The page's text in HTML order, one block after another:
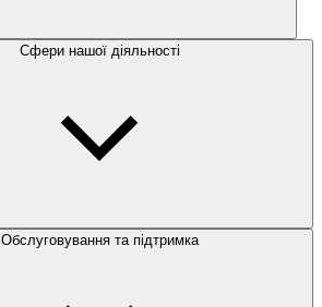
Сфери нашої діяльності
Обслуговування та підтримка